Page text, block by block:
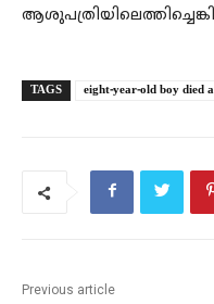
TAGS eight-year-old boy died
Previous article